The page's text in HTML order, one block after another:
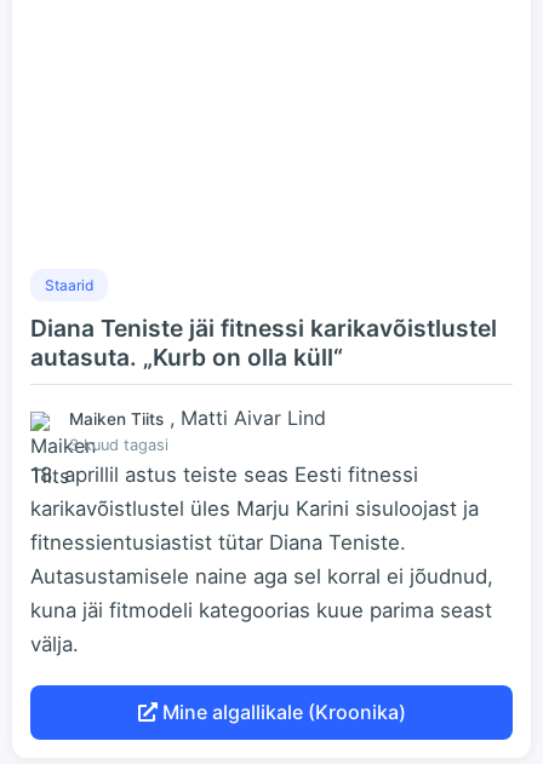
Staarid
Diana Teniste jäi fitnessi karikavõistlustel
autasuta. „Kurb on olla küll“
Maiken Tiits , Matti Aivar Lind
3 kuud tagasi
18. aprillil astus teiste seas Eesti fitnessi
karikavõistlustel üles Marju Karini sisuloojast ja
fitnessientusiastist tütar Diana Teniste.
Autasustamisele naine aga sel korral ei jõudnud,
kuna jäi fitmodeli kategoorias kuue parima seast
välja.
Mine algallikale (Kroonika)